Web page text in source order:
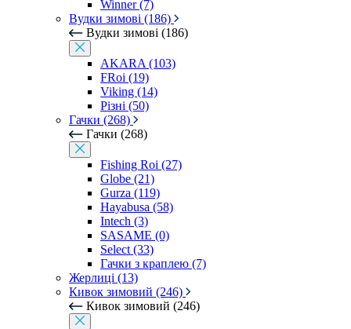
Winner (7)
Вудки зимові (186)
Вудки зимові (186)
AKARA (103)
FRoi (19)
Viking (14)
Різні (50)
Гачки (268)
Гачки (268)
Fishing Roi (27)
Globe (21)
Gurza (119)
Hayabusa (58)
Intech (3)
SASAME (0)
Select (33)
Гачки з краплею (7)
Жерлиці (13)
Кивок зимовий (246)
Кивок зимовий (246)